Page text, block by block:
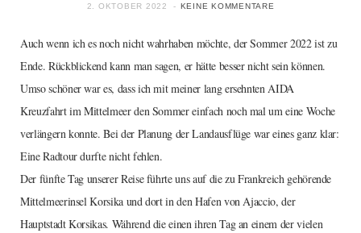
2. OKTOBER 2022 KEINE KOMMENTARE
Auch wenn ich es noch nicht wahrhaben möchte, der Sommer 2022 ist zu
Ende. Rückblickend kann man sagen, er hätte besser nicht sein können.
Umso schöner war es, dass ich mit meiner lang ersehnten AIDA
Kreuzfahrt im Mittelmeer den Sommer einfach noch mal um eine Woche
verlängern konnte. Bei der Planung der Landausflüge war eines ganz klar:
Eine Radtour durfte nicht fehlen.
Der fünfte Tag unserer Reise führte uns auf die zu Frankreich gehörende
Mittelmeerinsel Korsika und dort in den Hafen von Ajaccio, der
Hauptstadt Korsikas. Während die einen ihren Tag an einem der vielen